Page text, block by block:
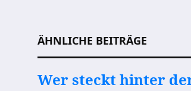
ÄHNLICHE BEITRÄGE
Wer steckt hinter